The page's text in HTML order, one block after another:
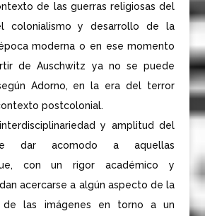
de las guerras religiosas del
colonialismo y desarrollo de la
moderna o en ese momento
de Auschwitz ya no se puede
Adorno, en la era del terror
postcolonial.
y amplitud del
dar acomodo a aquellas
con un rigor académico y
acercarse a algún aspecto de la
de las imágenes en torno a un